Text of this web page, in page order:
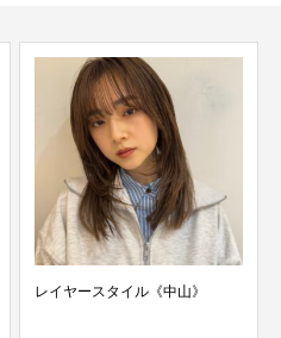
レイヤースタイル《中山》